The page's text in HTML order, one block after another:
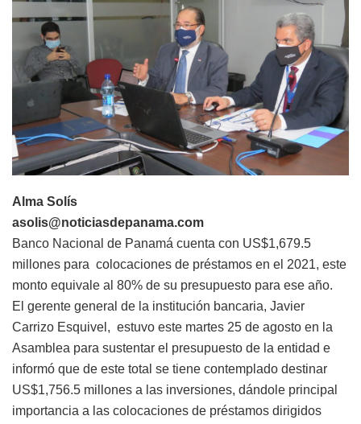
Alma Solís
asolis@noticiasdepanama.com
Banco Nacional de Panamá cuenta con US$1,679.5
millones para colocaciones de préstamos en el 2021, este
monto equivale al 80% de su presupuesto para ese año.
El gerente general de la institución bancaria, Javier
Carrizo Esquivel, estuvo este martes 25 de agosto en la
Asamblea para sustentar el presupuesto de la entidad e
informó que de este total se tiene contemplado destinar
US$1,756.5 millones a las inversiones, dándole principal
importancia a las colocaciones de préstamos dirigidos